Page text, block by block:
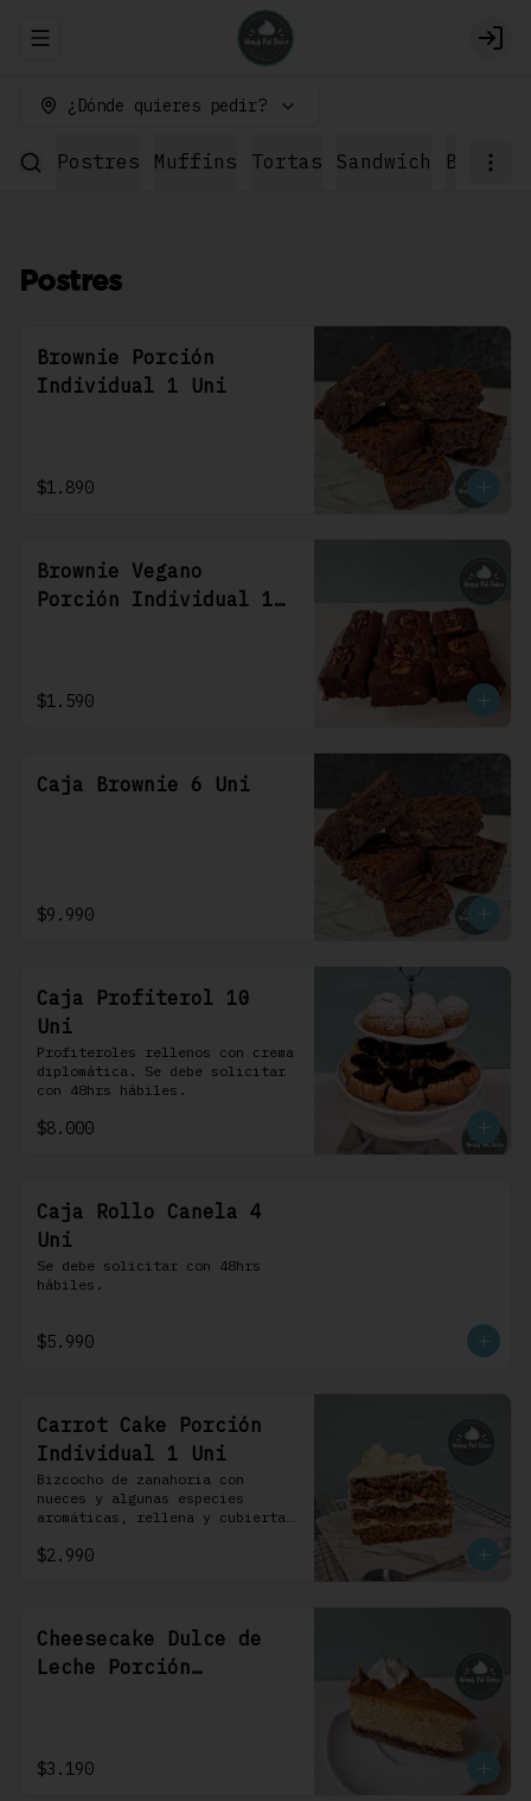
Abrir menu de navegación
¿Dónde quieres pedir?
Postres Muffins Tortas Sandwich
Postres
Brownie Porción
Individual 1 Uni
$1.890
Brownie Vegano
Porción Individual 1
$1.590
Caja Brownie 6 Uni
$9.990
Caja Profiterol 10
Uni
Profiteroles rellenos con crema
diplomática. Se debe solicitar
con 48hrs hábiles.
$8.000
Caja Rollo Canela 4
Uni
Se debe solicitar con 48hrs
hábiles.
$5.990
Carrot Cake Porción
Individual 1 Uni
Bizcocho de zanahoria con
nueces y algunas especies
aromáticas, rellena y cubierta
crema.
$2.990
Cheesecake Dulce de
Leche Porción
$3.190